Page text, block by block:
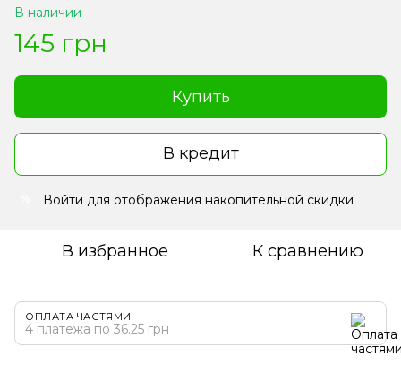
В наличии
145 грн
Купить
В кредит
Войти для отображения накопительной скидки
В избранное К сравнению
ОПЛАТА ЧАСТЯМИ
4 платежа по 36.25 грн